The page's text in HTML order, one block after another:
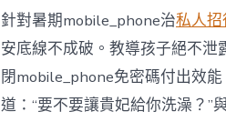
針對暑期mobile_phone治私人
安底線不成破。教導孩子絕不
閉mobile_phone免密碼付出效
道：“要不要讓貴妃給你洗澡？”